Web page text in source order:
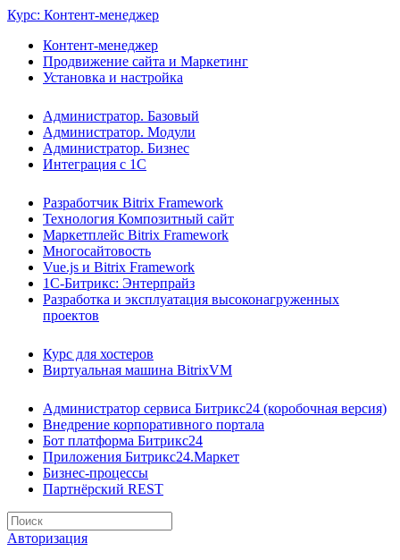
Курс: Контент-менеджер
Контент-менеджер
Продвижение сайта и Маркетинг
Установка и настройка
Администратор. Базовый
Администратор. Модули
Администратор. Бизнес
Интеграция с 1С
Разработчик Bitrix Framework
Технология Композитный сайт
Маркетплейс Bitrix Framework
Многосайтовость
Vue.js и Bitrix Framework
1С-Битрикс: Энтерпрайз
Разработка и эксплуатация высоконагруженных
проектов
Курс для хостеров
Виртуальная машина BitrixVM
Администратор сервиса Битрикс24 (коробочная версия)
Внедрение корпоративного портала
Бот платформа Битрикс24
Приложения Битрикс24.Маркет
Бизнес-процессы
Партнёрский REST
Авторизация